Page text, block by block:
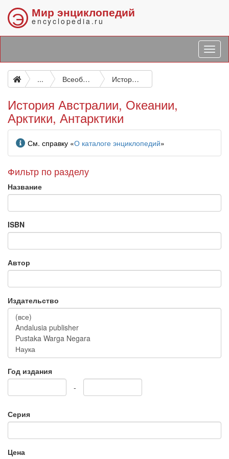
Э Мир энциклопедий
encyclopedia.ru
... Всеобщая история История Австралии, Океании, Арктики, Антарктики
История Австралии, Океании,
Арктики, Антарктики
Информация
См. справку «О каталоге энциклопедий»
Фильтр по разделу
Название
ISBN
Автор
Издательство
Год издания
-
Серия
Цена